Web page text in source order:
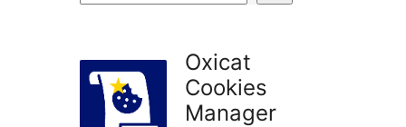
掛
Oxicat
Cookies
Manager